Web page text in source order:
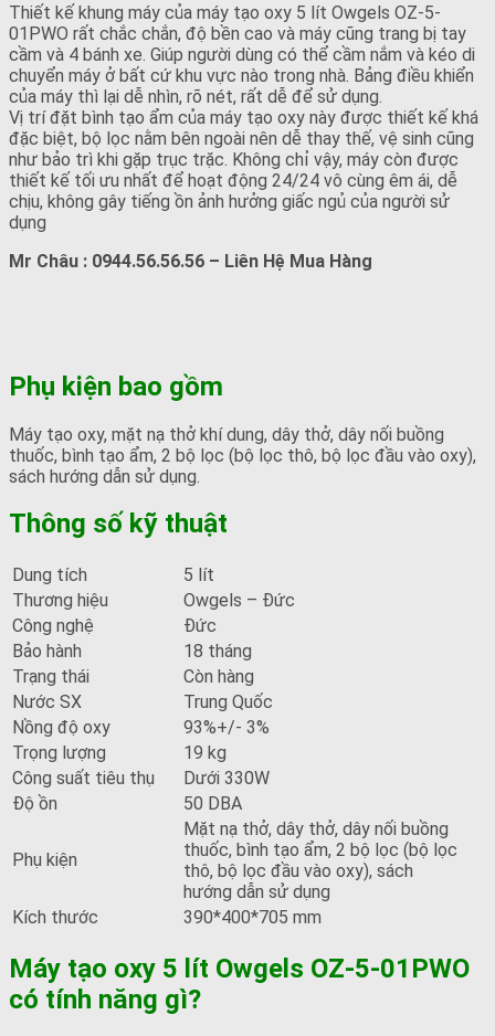
Thiết kế khung máy của máy tạo oxy 5 lít Owgels OZ-5-
01PWO rất chắc chắn, độ bền cao và máy cũng trang bị tay
cầm và 4 bánh xe. Giúp người dùng có thể cầm nắm và kéo di
chuyển máy ở bất cứ khu vực nào trong nhà. Bảng điều khiển
của máy thì lại dễ nhìn, rõ nét, rất dễ để sử dụng.
Vị trí đặt bình tạo ẩm của máy tạo oxy này được thiết kế khá
đặc biệt, bộ lọc nằm bên ngoài nên dễ thay thế, vệ sinh cũng
như bảo trì khi gặp trục trặc. Không chỉ vậy, máy còn được
thiết kế tối ưu nhất để hoạt động 24/24 vô cùng êm ái, dễ
chịu, không gây tiếng ồn ảnh hưởng giấc ngủ của người sử
dụng
Mr Châu : 0944.56.56.56 – Liên Hệ Mua Hàng
Phụ kiện bao gồm
Máy tạo oxy, mặt nạ thở khí dung, dây thở, dây nối buồng
thuốc, bình tạo ẩm, 2 bộ lọc (bộ lọc thô, bộ lọc đầu vào oxy),
sách hướng dẫn sử dụng.
Thông số kỹ thuật
Dung tích
5 lít
Thương hiệu
Owgels – Đức
Công nghệ
Đức
Bảo hành
18 tháng
Trạng thái
Còn hàng
Nước SX
Trung Quốc
Nồng độ oxy
93%+/- 3%
Trọng lượng
19 kg
Công suất tiêu thụ
Dưới 330W
Độ ồn
50 DBA
Phụ kiện
Mặt nạ thở, dây thở, dây nối buồng
thuốc, bình tạo ẩm, 2 bộ lọc (bộ lọc
thô, bộ lọc đầu vào oxy), sách
hướng dẫn sử dụng
Kích thước
390*400*705 mm
Máy tạo oxy 5 lít Owgels OZ-5-01PWO
có tính năng gì?